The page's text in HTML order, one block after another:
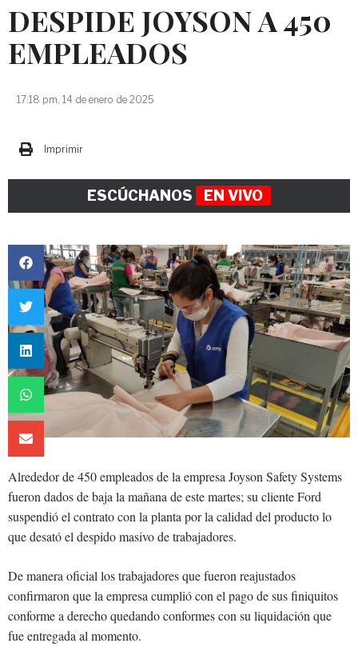
DESPIDE JOYSON A 450
EMPLEADOS
17:18 pm, 14 de enero de 2025
Imprimir
ESCÚCHANOS EN VIVO
Alrededor de 450 empleados de la empresa Joyson Safety Systems
fueron dados de baja la mañana de este martes; su cliente Ford
suspendió el contrato con la planta por la calidad del producto lo
que desató el despido masivo de trabajadores.
De manera oficial los trabajadores que fueron reajustados
confirmaron que la empresa cumplió con el pago de sus finiquitos
conforme a derecho quedando conformes con su liquidación que
fue entregada al momento.